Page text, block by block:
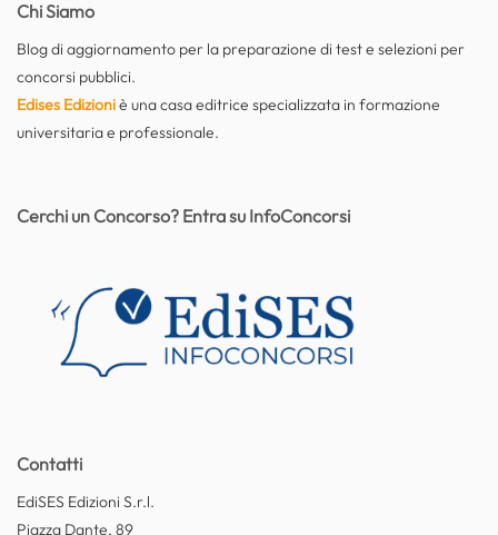
Chi Siamo
Blog di aggiornamento per la preparazione di test e selezioni per
concorsi pubblici.
Edises Edizioniè una casa editrice specializzata in formazione
universitaria e professionale.
Contatti
EdiSES Edizioni S.r.l.
Piazza Dante, 89
Cerchi un Concorso? Entra su InfoConcorsi